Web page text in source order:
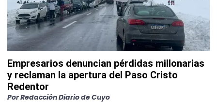
Empresarios denuncian pérdidas millonarias
y reclaman la apertura del Paso Cristo
Redentor
PorRedacción Diario de Cuyo